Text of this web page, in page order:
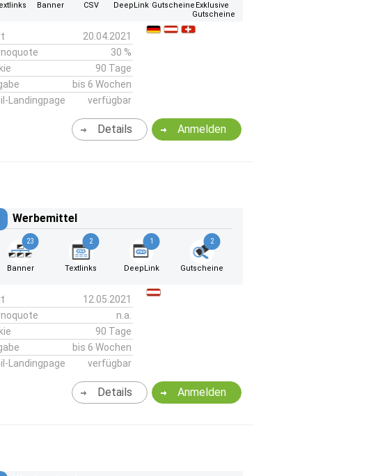
Banner CSV DeepLink Gutscheine Exklusive
Gutscheine
20.04.2021
30 %
90 Tage
bis 6 Wochen
Landingpage
verfügbar
Anmelden
Details
Werbemittel
23
Banner
2
Textlinks
1
DeepLink
2
Gutscheine
12.05.2021
n.a.
90 Tage
bis 6 Wochen
Landingpage
verfügbar
Anmelden
Details